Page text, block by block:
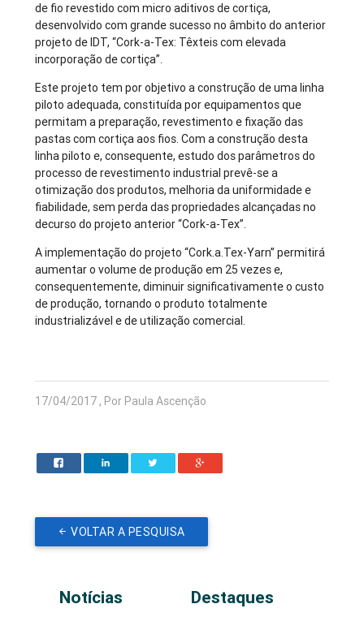
de fio revestido com micro aditivos de cortiça,
desenvolvido com grande sucesso no âmbito do anterior
projeto de IDT, “Cork-a-Tex: Têxteis com elevada
incorporação de cortiça”.
Este projeto tem por objetivo a construção de uma linha
piloto adequada, constituída por equipamentos que
permitam a preparação, revestimento e fixação das
pastas com cortiça aos fios. Com a construção desta
linha piloto e, consequente, estudo dos parâmetros do
processo de revestimento industrial prevê-se a
otimização dos produtos, melhoria da uniformidade e
fiabilidade, sem perda das propriedades alcançadas no
decurso do projeto anterior “Cork-a-Tex”.
A implementação do projeto “Cork.a.Tex-Yarn” permitirá
aumentar o volume de produção em 25 vezes e,
consequentemente, diminuir significativamente o custo
de produção, tornando o produto totalmente
industrializável e de utilização comercial.
17/04/2017 , Por Paula Ascenção
VOLTAR A PESQUISA
Notícias Destaques